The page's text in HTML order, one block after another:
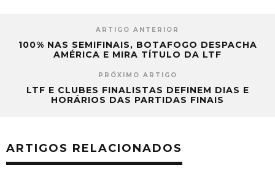
ARTIGO ANTERIOR
100% NAS SEMIFINAIS, BOTAFOGO DESPACHA
AMÉRICA E MIRA TÍTULO DA LTF
PRÓXIMO ARTIGO
LTF E CLUBES FINALISTAS DEFINEM DIAS E
HORÁRIOS DAS PARTIDAS FINAIS
ARTIGOS RELACIONADOS